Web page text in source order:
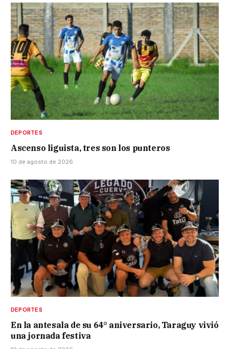
DEPORTES
Ascenso liguista, tres son los punteros
10 de agosto de 2026
DEPORTES
En la antesala de su 64° aniversario, Taraguy vivió
una jornada festiva